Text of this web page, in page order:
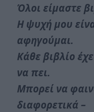
Όλοι είμαστε
Η ψυχή μου
αφηγούμαι.
Κάθε βιβλίο
να πει.
Μπορεί να
διαφορετικά –